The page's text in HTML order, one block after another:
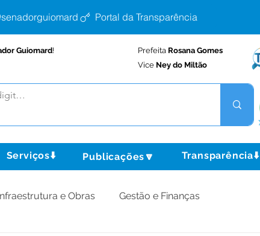
Portal da Transparência
Guiomard! Prefeita Rosana Gomes
Vice Ney do Miltão
Serviços⬇️ Publicações🔽 Transparência⬇️
e Obras Gestão e Finanças